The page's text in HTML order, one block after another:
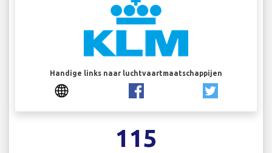
Handige links naar luchtvaartmaatschappijen
115